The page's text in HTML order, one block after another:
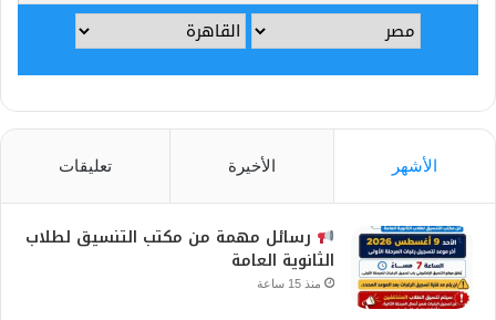
الأشهر الأخيرة تعليقات
رسائل مهمة من مكتب التنسيق لطلاب
الثانوية العامة
منذ 15 ساعة